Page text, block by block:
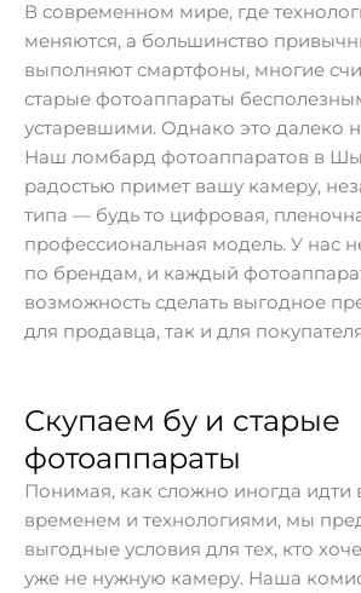
В современном мире, где
меняются, а большинство
выполняют смартфоны, многие
старые фотоаппараты
устаревшими. Однако это далеко
Наш ломбард фотоаппаратов в
радостью примет вашу камеру,
типа — будь то цифровая,
профессиональная модель. У нас
по брендам, и каждый
возможность сделать выгодное
для продавца, так и для
Скупаем бу и старые
фотоаппараты
Понимая, как сложно иногда идти
временем и технологиями, мы
выгодные условия для тех, кто
уже не нужную камеру. Наша